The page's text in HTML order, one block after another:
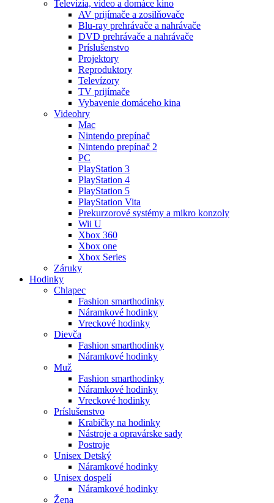
Televízia, video a domáce kino
AV prijímače a zosilňovače
Blu-ray prehrávače a nahrávače
DVD prehrávače a nahrávače
Príslušenstvo
Projektory
Reproduktory
Televízory
TV prijímače
Vybavenie domáceho kina
Videohry
Mac
Nintendo prepínač
Nintendo prepínač 2
PC
PlayStation 3
PlayStation 4
PlayStation 5
PlayStation Vita
Prekurzorové systémy a mikro konzoly
Wii U
Xbox 360
Xbox one
Xbox Series
Záruky
Hodinky
Chlapec
Fashion smarthodinky
Náramkové hodinky
Vreckové hodinky
Dievča
Fashion smarthodinky
Náramkové hodinky
Muž
Fashion smarthodinky
Náramkové hodinky
Vreckové hodinky
Príslušenstvo
Krabičky na hodinky
Nástroje a opravárske sady
Postroje
Unisex Detský
Náramkové hodinky
Unisex dospelí
Náramkové hodinky
Žena